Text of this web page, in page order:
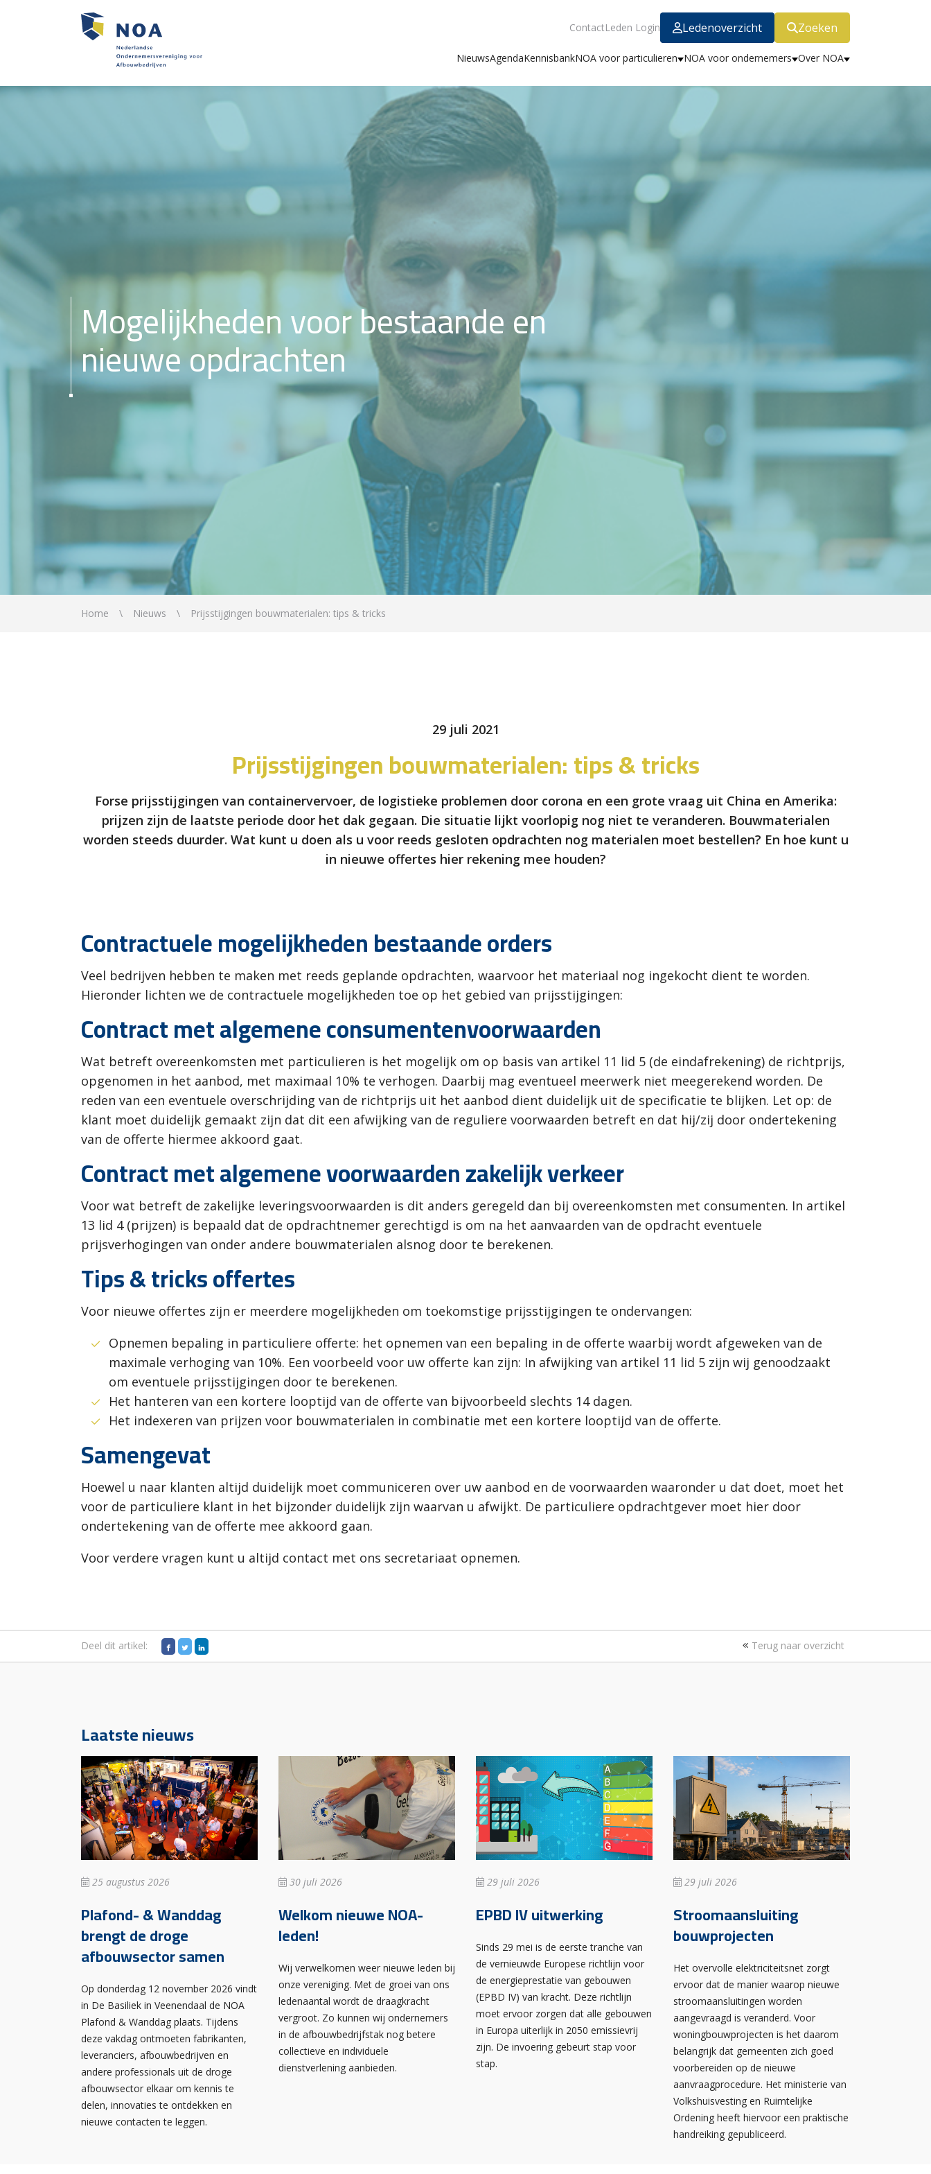
ContactLeden Login Ledenoverzicht Zoeken
NieuwsAgendaKennisbankNOA voor particulieren NOA voor ondernemers Over NOA
Mogelijkheden voor bestaande en
nieuwe opdrachten
Home Nieuws Prijsstijgingen bouwmaterialen: tips & tricks
29 juli 2021
Prijsstijgingen bouwmaterialen: tips & tricks
Forse prijsstijgingen van containervervoer, de logistieke problemen door corona en een grote vraag uit China en Amerika:
prijzen zijn de laatste periode door het dak gegaan. Die situatie lijkt voorlopig nog niet te veranderen. Bouwmaterialen
worden steeds duurder. Wat kunt u doen als u voor reeds gesloten opdrachten nog materialen moet bestellen? En hoe kunt u
in nieuwe offertes hier rekening mee houden?
Contractuele mogelijkheden bestaande orders
Veel bedrijven hebben te maken met reeds geplande opdrachten, waarvoor het materiaal nog ingekocht dient te worden.
Hieronder lichten we de contractuele mogelijkheden toe op het gebied van prijsstijgingen:
Contract met algemene consumentenvoorwaarden
Wat betreft overeenkomsten met particulieren is het mogelijk om op basis van artikel 11 lid 5 (de eindafrekening) de richtprijs,
opgenomen in het aanbod, met maximaal 10% te verhogen. Daarbij mag eventueel meerwerk niet meegerekend worden. De
reden van een eventuele overschrijding van de richtprijs uit het aanbod dient duidelijk uit de specificatie te blijken. Let op: de
klant moet duidelijk gemaakt zijn dat dit een afwijking van de reguliere voorwaarden betreft en dat hij/zij door ondertekening
van de offerte hiermee akkoord gaat.
Contract met algemene voorwaarden zakelijk verkeer
Voor wat betreft de zakelijke leveringsvoorwaarden is dit anders geregeld dan bij overeenkomsten met consumenten. In artikel
13 lid 4 (prijzen) is bepaald dat de opdrachtnemer gerechtigd is om na het aanvaarden van de opdracht eventuele
prijsverhogingen van onder andere bouwmaterialen alsnog door te berekenen.
Tips & tricks offertes
Voor nieuwe offertes zijn er meerdere mogelijkheden om toekomstige prijsstijgingen te ondervangen:
Opnemen bepaling in particuliere offerte: het opnemen van een bepaling in de offerte waarbij wordt afgeweken van de
maximale verhoging van 10%. Een voorbeeld voor uw offerte kan zijn: In afwijking van artikel 11 lid 5 zijn wij genoodzaakt
om eventuele prijsstijgingen door te berekenen.
Het hanteren van een kortere looptijd van de offerte van bijvoorbeeld slechts 14 dagen.
Het indexeren van prijzen voor bouwmaterialen in combinatie met een kortere looptijd van de offerte.
Samengevat
Hoewel u naar klanten altijd duidelijk moet communiceren over uw aanbod en de voorwaarden waaronder u dat doet, moet het
voor de particuliere klant in het bijzonder duidelijk zijn waarvan u afwijkt. De particuliere opdrachtgever moet hier door
ondertekening van de offerte mee akkoord gaan.
Voor verdere vragen kunt u altijd contact met ons secretariaat opnemen.
Deel dit artikel: Terug naar overzicht
Laatste nieuws
25 augustus 2026
Plafond- & Wanddag
brengt de droge
afbouwsector samen
Op donderdag 12 november 2026 vindt
in De Basiliek in Veenendaal de NOA
Plafond & Wanddag plaats. Tijdens
deze vakdag ontmoeten fabrikanten,
leveranciers, afbouwbedrijven en
andere professionals uit de droge
afbouwsector elkaar om kennis te
delen, innovaties te ontdekken en
nieuwe contacten te leggen.
30 juli 2026
Welkom nieuwe NOA-
leden!
Wij verwelkomen weer nieuwe leden bij
onze vereniging. Met de groei van ons
ledenaantal wordt de draagkracht
vergroot. Zo kunnen wij ondernemers
in de afbouwbedrijfstak nog betere
collectieve en individuele
dienstverlening aanbieden.
29 juli 2026
EPBD IV uitwerking
Sinds 29 mei is de eerste tranche van
de vernieuwde Europese richtlijn voor
de energieprestatie van gebouwen
(EPBD IV) van kracht. Deze richtlijn
moet ervoor zorgen dat alle gebouwen
in Europa uiterlijk in 2050 emissievrij
zijn. De invoering gebeurt stap voor
stap.
29 juli 2026
Stroomaansluiting
bouwprojecten
Het overvolle elektriciteitsnet zorgt
ervoor dat de manier waarop nieuwe
stroomaansluitingen worden
aangevraagd is veranderd. Voor
woningbouwprojecten is het daarom
belangrijk dat gemeenten zich goed
voorbereiden op de nieuwe
aanvraagprocedure. Het ministerie van
Volkshuisvesting en Ruimtelijke
Ordening heeft hiervoor een praktische
handreiking gepubliceerd.